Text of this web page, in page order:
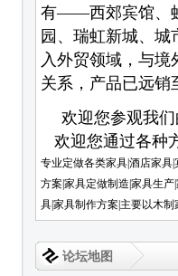
有——西郊宾馆、
园、瑞虹新城、
入外贸领域，与
关系，产品已
欢迎您参观我们
欢迎您通过各种
专业定做各类家具|酒店家具
方案|家具定做制造|家具生
具|家具制作方案|主要以木
论坛地图